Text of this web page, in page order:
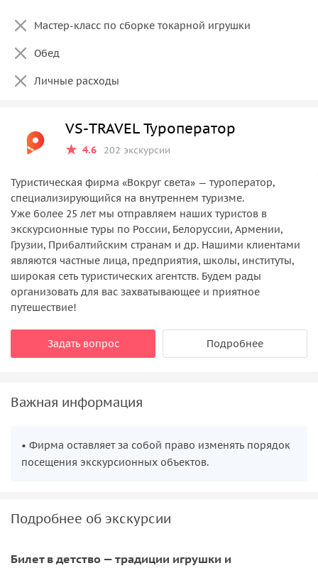
Мастер-класс по сборке токарной игрушки
Обед
Личные расходы
VS-TRAVEL Туроператор
4.6 202 экскурсии
Туристическая фирма «Вокруг света» — туроператор,
специализирующийся на внутреннем туризме.
Уже более 25 лет мы отправляем наших туристов в
экскурсионные туры по России, Белоруссии, Армении,
Грузии, Прибалтийским странам и др. Нашими клиентами
являются частные лица, предприятия, школы, институты,
широкая сеть туристических агентств. Будем рады
организовать для вас захватывающее и приятное
путешествие!
Задать вопрос Подробнее
Важная информация
• Фирма оставляет за собой право изменять порядок
посещения экскурсионных объектов.
Подробнее об экскурсии
Билет в детство — традиции игрушки и